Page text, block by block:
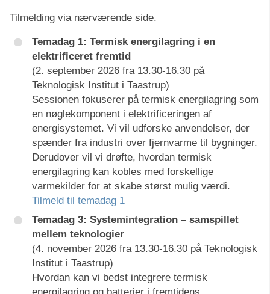
Tilmelding via nærværende side.
Temadag 1: Termisk energilagring i en
elektrificeret fremtid
(2. september 2026 fra 13.30-16.30 på
Teknologisk Institut i Taastrup)
Sessionen fokuserer på termisk energilagring som
en nøglekomponent i elektrificeringen af
energisystemet. Vi vil udforske anvendelser, der
spænder fra industri over fjernvarme til bygninger.
Derudover vil vi drøfte, hvordan termisk
energilagring kan kobles med forskellige
varmekilder for at skabe størst mulig værdi.
Tilmeld til temadag 1
Temadag 3: Systemintegration – samspillet
mellem teknologier
(4. november 2026 fra 13.30-16.30 på Teknologisk
Institut i Taastrup)
Hvordan kan vi bedst integrere termisk